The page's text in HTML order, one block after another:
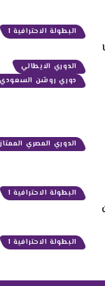
البطولة الاحترافية 1
الدوري الايطالي
دوري روشن السعودي
الدوري المصري الممتاز
البطولة الاحترافية 1
البطولة الاحترافية 1